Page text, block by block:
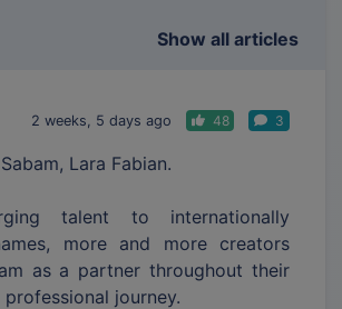
Show all articles
2 weeks, 5 days ago 48 3
Lara Fabian.
talent to internationally
more and more creators
as a partner throughout their
journey.